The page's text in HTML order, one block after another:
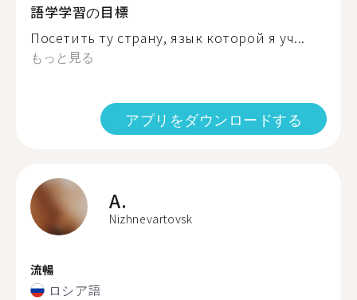
語学学習の目標
Посетить ту страну, язык которой я уч...
もっと見る
アプリをダウンロードする
A.
Nizhnevartovsk
流暢
ロシア語